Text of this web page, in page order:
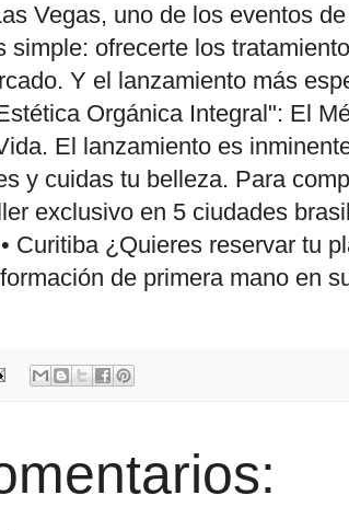
Vegas, uno de los eventos
simple: ofrecerte los
Y el lanzamiento más
Orgánica Integral": El
El lanzamiento es
y cuidas tu belleza. Para
exclusivo en 5 ciudades
Curitiba ¿Quieres reservar tu
de primera mano en